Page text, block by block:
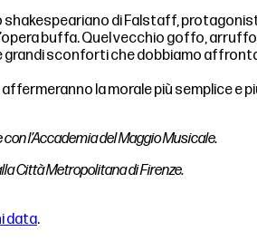
di Falstaff,
buffa. Quel vecchio goffo,
grandi sconforti che dobbiamo
la morale più semplice e
l’Accademia del Maggio Musicale.
Città Metropolitana di Firenze.
data.